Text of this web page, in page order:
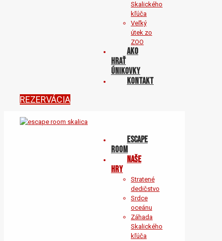
Skalického
kľúča
Veľký
útek zo
ZOO
Ako
hrať
únikovky
KONTAKT
REZERVÁCIA
Escape
Room
NAŠE
HRY
Stratené
dedičstvo
Srdce
oceánu
Záhada
Skalického
kľúča